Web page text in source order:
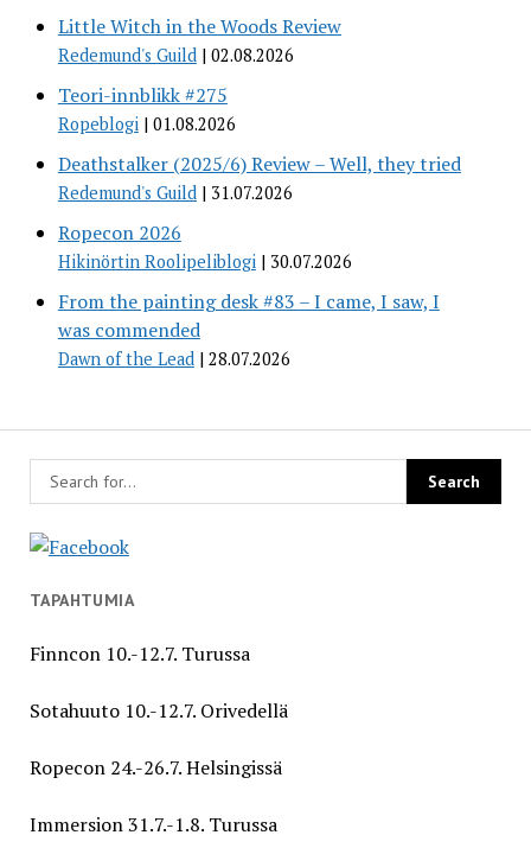
Little Witch in the Woods Review
Redemund's Guild 02.08.2026
Teori-innblikk #275
Ropeblogi 01.08.2026
Deathstalker (2025/6) Review – Well, they tried
Redemund's Guild 31.07.2026
Ropecon 2026
Hikinörtin Roolipeliblogi 30.07.2026
From the painting desk #83 – I came, I saw, I
was commended
Dawn of the Lead 28.07.2026
TAPAHTUMIA
Finncon 10.-12.7. Turussa
Sotahuuto 10.-12.7. Orivedellä
Ropecon 24.-26.7. Helsingissä
Immersion 31.7.-1.8. Turussa